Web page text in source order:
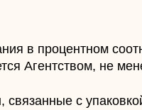
в процентном
Агентством, не
с